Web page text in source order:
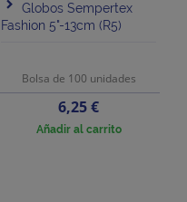
Globos Sempertex
Fashion 5"-13cm (R5)
Bolsa de 100 unidades
Precio
6,25 €
Añadir al carrito